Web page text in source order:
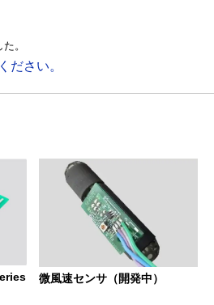
。
ださい。
微風速センサ（開発中）